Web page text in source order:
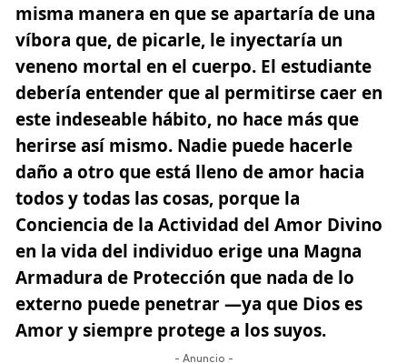
misma manera en que se apartaría de una
víbora que, de picarle, le inyectaría un
veneno mortal en el cuerpo. El estudiante
debería entender que al permitirse caer en
este indeseable hábito, no hace más que
herirse así mismo. Nadie puede hacerle
daño a otro que está lleno de amor hacia
todos y todas las cosas, porque la
Conciencia de la Actividad del Amor Divino
en la vida del individuo erige una Magna
Armadura de Protección que nada de lo
externo puede penetrar —ya que Dios es
Amor y siempre protege a los suyos.
- Anuncio -